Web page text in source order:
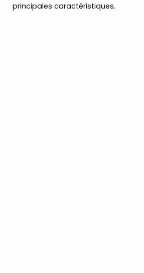
principales caractéristiques.